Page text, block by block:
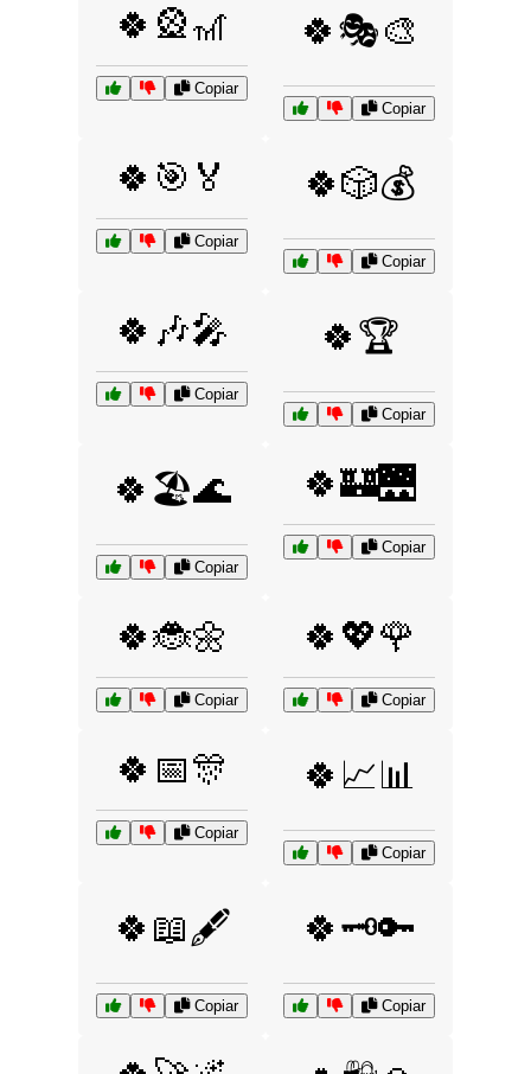
🍀🎡🎢
Copiar
🍀🎭🎨
Copiar
🍀🎯🏅
Copiar
🍀🎲💰
Copiar
🍀🎶🎤
Copiar
🍀🏆
Copiar
🍀🏖️🌊
Copiar
🍀🏰🌉
Copiar
🍀🐞🌼
Copiar
🍀💖🌹
Copiar
🍀📅🎊
Copiar
🍀📈📊
Copiar
🍀📖🖋️
Copiar
🍀🗝️🔑
Copiar